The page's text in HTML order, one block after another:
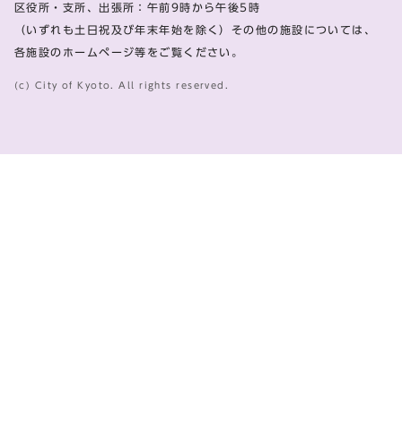
区役所・支所、出張所：午前9時から午後5時
（いずれも土日祝及び年末年始を除く）その他の施設については、
各施設のホームページ等をご覧ください。
(c) City of Kyoto. All rights reserved.